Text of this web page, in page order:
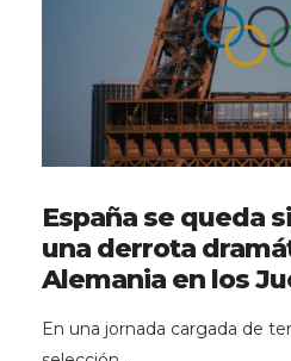
España se queda
una derrota
Alemania en los
En una jornada cargada de